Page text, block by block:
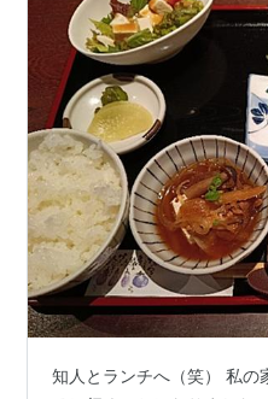
知人とランチへ（笑） 私の